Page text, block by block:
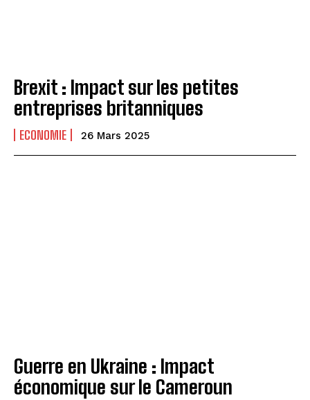
Brexit : Impact sur les petites
entreprises britanniques
ECONOMIE 26 Mars 2025
Guerre en Ukraine : Impact
économique sur le Cameroun